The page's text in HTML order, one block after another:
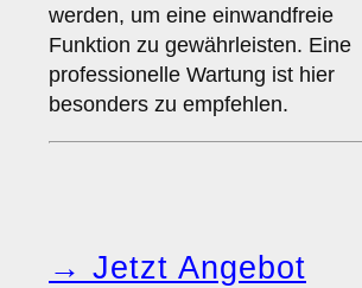
werden, um eine einwandfreie
Funktion zu gewährleisten. Eine
professionelle Wartung ist hier
besonders zu empfehlen.
→ Jetzt Angebot